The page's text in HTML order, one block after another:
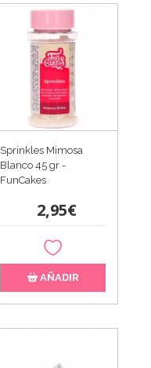
Sprinkles Mimosa
Blanco 45 gr -
FunCakes
2,95€
AÑADIR